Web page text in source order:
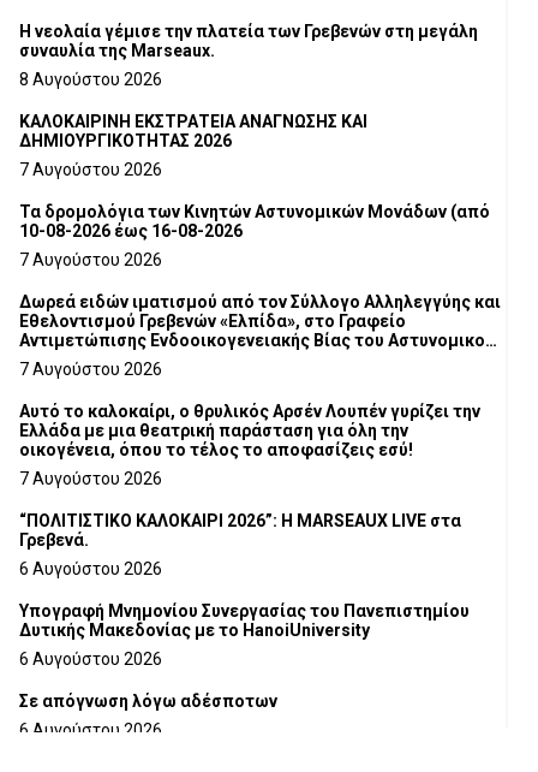
Η νεολαία γέμισε την πλατεία των Γρεβενών στη μεγάλη
συναυλία της Marseaux.
8 Αυγούστου 2026
ΚΑΛΟΚΑΙΡΙΝΗ ΕΚΣΤΡΑΤΕΙΑ ΑΝΑΓΝΩΣΗΣ ΚΑΙ
ΔΗΜΙΟΥΡΓΙΚΟΤΗΤΑΣ 2026
7 Αυγούστου 2026
Τα δρομολόγια των Κινητών Αστυνομικών Μονάδων (από
10-08-2026 έως 16-08-2026
7 Αυγούστου 2026
Δωρεά ειδών ιματισμού από τον Σύλλογο Αλληλεγγύης και
Εθελοντισμού Γρεβενών «Ελπίδα», στο Γραφείο
Αντιμετώπισης Ενδοοικογενειακής Βίας του Αστυνομικού
Τμήματος Γρεβενών
7 Αυγούστου 2026
Αυτό το καλοκαίρι, ο θρυλικός Αρσέν Λουπέν γυρίζει την
Ελλάδα με μια θεατρική παράσταση για όλη την
οικογένεια, όπου το τέλος το αποφασίζεις εσύ!
7 Αυγούστου 2026
“ΠΟΛΙΤΙΣΤΙΚΟ ΚΑΛΟΚΑΙΡΙ 2026”: Η MARSEAUX LIVE στα
Γρεβενά.
6 Αυγούστου 2026
Υπογραφή Μνημονίου Συνεργασίας του Πανεπιστημίου
Δυτικής Μακεδονίας με το HanoiUniversity
6 Αυγούστου 2026
Σε απόγνωση λόγω αδέσποτων
6 Αυγούστου 2026